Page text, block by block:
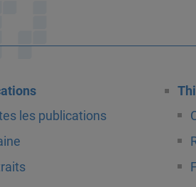
les publications